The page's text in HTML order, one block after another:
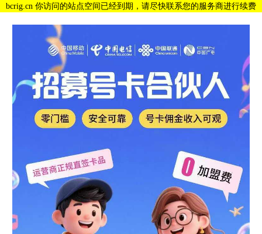
bcrig.cn 你访问的站点空间已经到期，请尽快联系您的服务商进行续费